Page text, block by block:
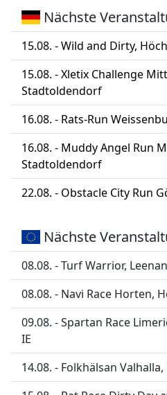
Nächste
15.08. - Wild and Dirty,
15.08. - Xletix Challenge
Stadtoldendorf
16.08. - Rats-Run
16.08. - Muddy Angel Run
Stadtoldendorf
22.08. - Obstacle City Run
Nächste
08.08. - Turf Warrior,
08.08. - Navi Race Horten,
09.08. - Spartan Race
IE
14.08. - Folkhälsan